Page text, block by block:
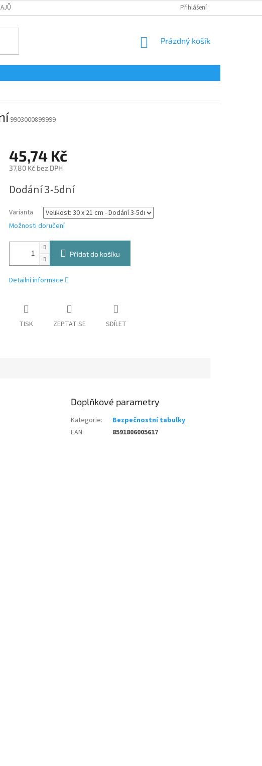
Přihlášení
NÁKUPNÍ
Prázdný košík
9903000899999
45,74 Kč
37,80 Kč bez DPH
cena:
Dodání 3-5dní
Varianta
Možnosti doručení
Přidat do košíku
Detailní informace
TISK ZEPTAT SE SDÍLET
Doplňkové parametry
Kategorie:
Bezpečnostní tabulky
EAN: 8591806005617